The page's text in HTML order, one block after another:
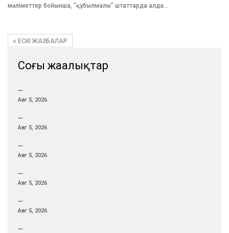
мәліметтер бойынша, "құбылмалы" штаттарда алда…
ЕСКІ ЖАЗБАЛАР
Соңғы жаңалықтар
…
Авг 5, 2026
…
Авг 5, 2026
…
Авг 5, 2026
…
Авг 5, 2026
…
Авг 5, 2026
…